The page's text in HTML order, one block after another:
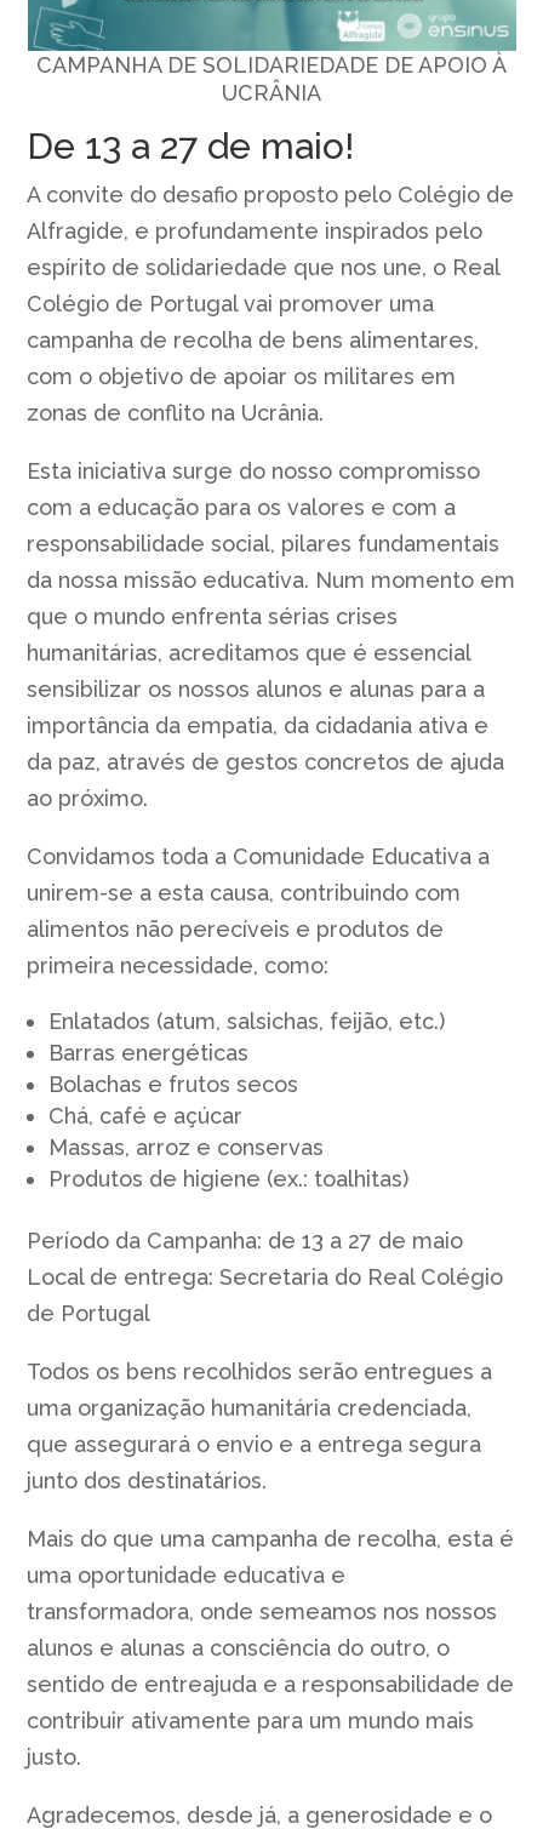
CAMPANHA DE SOLIDARIEDADE DE APOIO À
UCRÂNIA
De 13 a 27 de maio!
A convite do desafio proposto pelo Colégio de
Alfragide, e profundamente inspirados pelo
espírito de solidariedade que nos une, o Real
Colégio de Portugal vai promover uma
campanha de recolha de bens alimentares,
com o objetivo de apoiar os militares em
zonas de conflito na Ucrânia.
Esta iniciativa surge do nosso compromisso
com a educação para os valores e com a
responsabilidade social, pilares fundamentais
da nossa missão educativa. Num momento em
que o mundo enfrenta sérias crises
humanitárias, acreditamos que é essencial
sensibilizar os nossos alunos e alunas para a
importância da empatia, da cidadania ativa e
da paz, através de gestos concretos de ajuda
ao próximo.
Convidamos toda a Comunidade Educativa a
unirem-se a esta causa, contribuindo com
alimentos não perecíveis e produtos de
primeira necessidade, como:
Enlatados (atum, salsichas, feijão, etc.)
Barras energéticas
Bolachas e frutos secos
Chá, café e açúcar
Massas, arroz e conservas
Produtos de higiene (ex.: toalhitas)
Período da Campanha: de 13 a 27 de maio
Local de entrega: Secretaria do Real Colégio
de Portugal
Todos os bens recolhidos serão entregues a
uma organização humanitária credenciada,
que assegurará o envio e a entrega segura
junto dos destinatários.
Mais do que uma campanha de recolha, esta é
uma oportunidade educativa e
transformadora, onde semeamos nos nossos
alunos e alunas a consciência do outro, o
sentido de entreajuda e a responsabilidade de
contribuir ativamente para um mundo mais
justo.
Agradecemos, desde já, a generosidade e o